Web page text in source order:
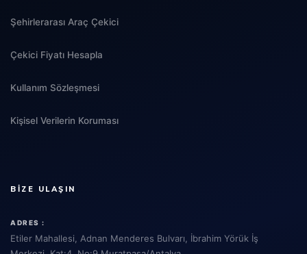
Şehirlerarası Araç Çekici
Çekici Fiyatı Hesapla
Kullanım Sözleşmesi
Kişisel Verilerin Koruması
BIZE ULAŞIN
ADRES :
Etiler Mahallesi, Adnan Menderes Bulvarı, İbrahim Yörük İş